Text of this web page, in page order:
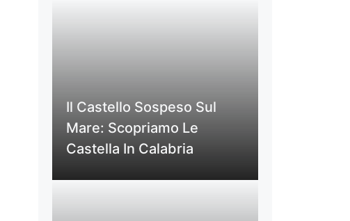
Il Castello Sospeso Sul
Mare: Scopriamo Le
Castella In Calabria